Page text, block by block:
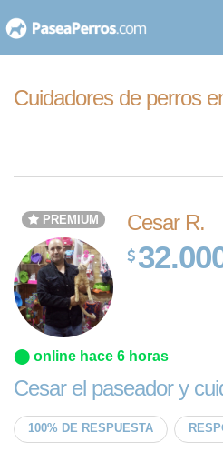
al
Cuidadores de perros
PREMIUM Cesar R.
⬤ online hace 6 horas
Cesar el paseador y
100% DE RESPUESTA